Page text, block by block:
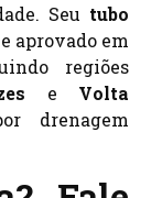
Seu tubo
aprovado em
regiões
e Volta
drenagem